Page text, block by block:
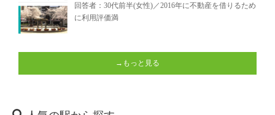
回答者：30代前半(女性)／2016年に不動産を借りるため
に利用評価満
→もっと見る